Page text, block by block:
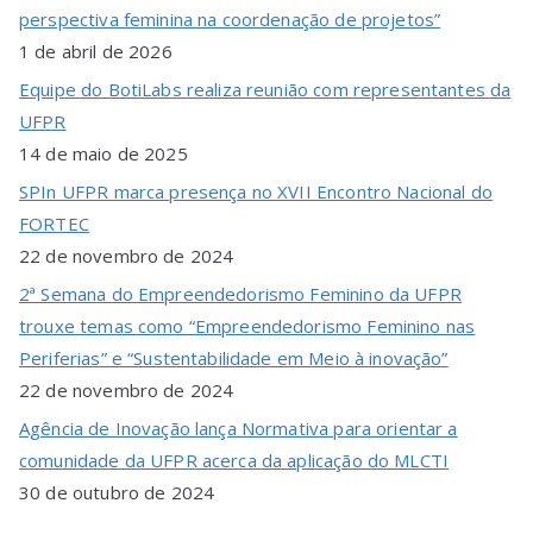
perspectiva feminina na coordenação de projetos”
1 de abril de 2026
Equipe do BotiLabs realiza reunião com representantes da
UFPR
14 de maio de 2025
SPIn UFPR marca presença no XVII Encontro Nacional do
FORTEC
22 de novembro de 2024
2ª Semana do Empreendedorismo Feminino da UFPR
trouxe temas como “Empreendedorismo Feminino nas
Periferias” e “Sustentabilidade em Meio à inovação”
22 de novembro de 2024
Agência de Inovação lança Normativa para orientar a
comunidade da UFPR acerca da aplicação do MLCTI
30 de outubro de 2024